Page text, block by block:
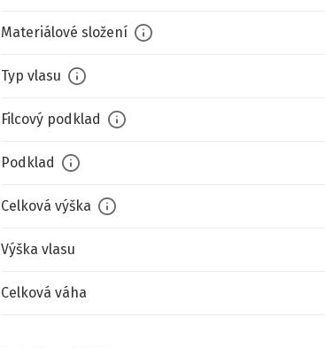
Materiálové složení
Typ vlasu
Filcový podklad
Podklad
Celková výška
Výška vlasu
Celková váha